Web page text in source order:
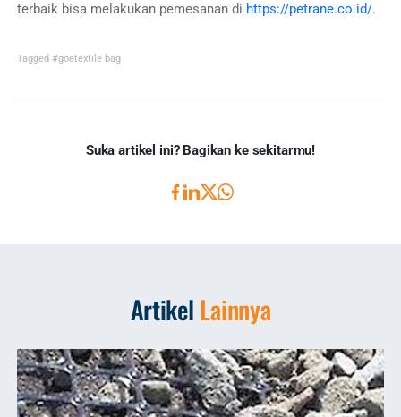
terbaik bisa melakukan pemesanan di https://petrane.co.id/.
Tagged #goetextile bag
Suka artikel ini? Bagikan ke sekitarmu!
ArtikelLainnya